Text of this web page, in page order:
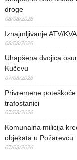
droge
08/08/2026
Iznajmljivanje ATV/
08/08/2026
Uhapšena dvojica
Kučevu
07/08/2026
Privremene
trafostanici
07/08/2026
Komunalna milicija
objekata u Požarevcu
07/08/2026